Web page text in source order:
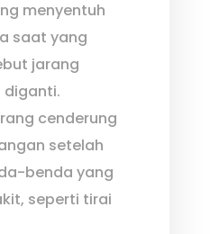
menyentuh
saat yang
jarang
diganti.
cenderung
setelah
benda yang
seperti tirai